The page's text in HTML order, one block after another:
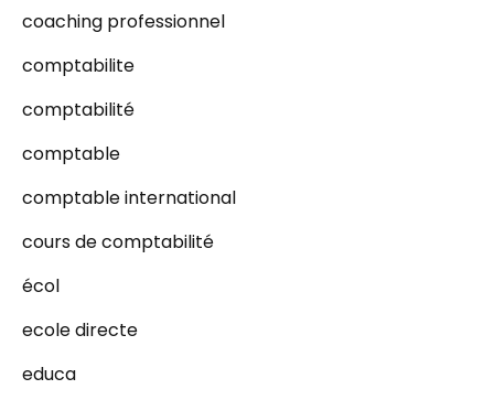
coaching professionnel
comptabilite
comptabilité
comptable
comptable international
cours de comptabilité
écol
ecole directe
educa